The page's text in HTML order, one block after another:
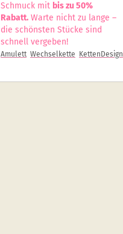
Schmuck mit bis zu 50%
Rabatt. Warte nicht zu lange –
die schönsten Stücke sind
schnell vergeben!
Amulett Wechselkette KettenDesign